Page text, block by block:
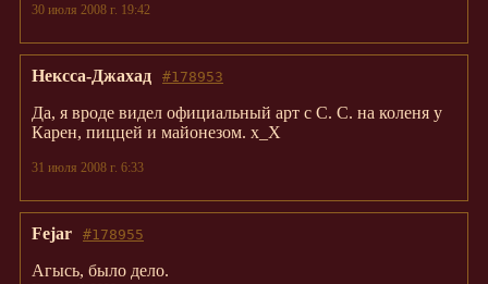
30 июля 2008 г. 19:42
#178953
Нексса-Джахад
Да, я вроде видел официальный арт с С. С. на коленя у
Карен, пиццей и майонезом. х_Х
31 июля 2008 г. 6:33
#178955
Fejar
Агысь, было дело.